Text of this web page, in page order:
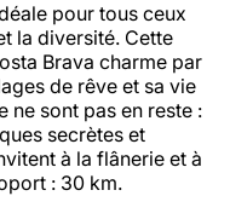
pour tous ceux
la diversité. Cette
Brava charme par
de rêve et sa vie
ne sont pas en reste :
secrètes et
à la flânerie et à
: 30 km.